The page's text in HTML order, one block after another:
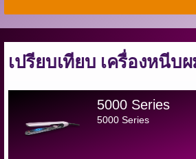
เปรียบเทียบ เครื่องหนีบ
5000 Series
5000 Series